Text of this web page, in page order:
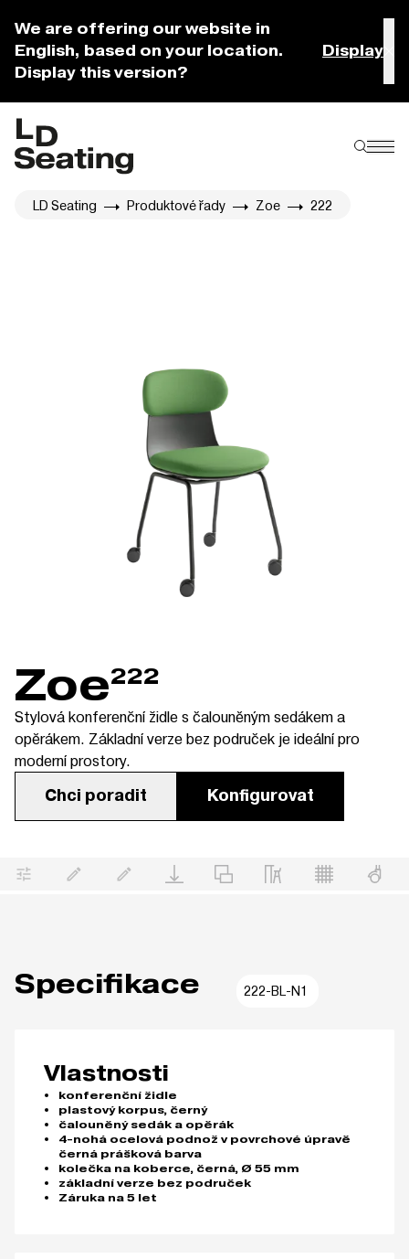
We are offering our website in
English, based on your location.
Display this version?
Display
LD Seating Produktové řady Zoe 222
Zoe222
Stylová konferenční židle s čalouněným sedákem a
opěrákem. Základní verze bez područek je ideální pro
moderní prostory.
Chci poradit Konfigurovat
Specifikace 222-BL-N1
Vlastnosti
konferenční židle
plastový korpus, černý
čalouněný sedák a opěrák
4-nohá ocelová podnož v povrchové úpravě
černá prášková barva
kolečka na koberce, černá, Ø 55 mm
základní verze bez područek
Záruka na 5 let